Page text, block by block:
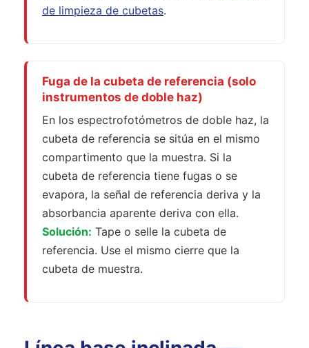
de limpieza de cubetas.
Fuga de la cubeta de referencia (solo
instrumentos de doble haz)
En los espectrofotómetros de doble haz, la
cubeta de referencia se sitúa en el mismo
compartimento que la muestra. Si la
cubeta de referencia tiene fugas o se
evapora, la señal de referencia deriva y la
absorbancia aparente deriva con ella.
Solución: Tape o selle la cubeta de
referencia. Use el mismo cierre que la
cubeta de muestra.